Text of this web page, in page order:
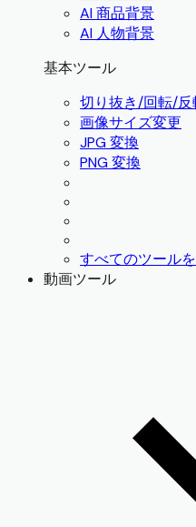
AI 商品背景
AI 人物背景
基本ツール
切り抜き/回転/反
画像サイズ変更
JPG 変換
PNG 変換
すべてのツール
動画ツール